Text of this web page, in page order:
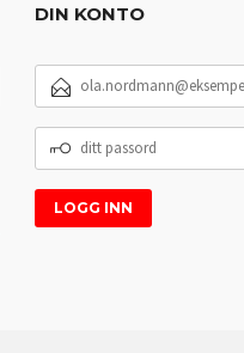
DIN KONTO
POSTADRESSE
PASSORD